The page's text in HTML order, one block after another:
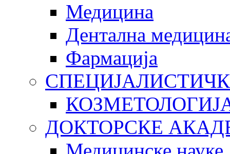
Медицина
Дентална
Фармација
ДОКТОРСКЕ